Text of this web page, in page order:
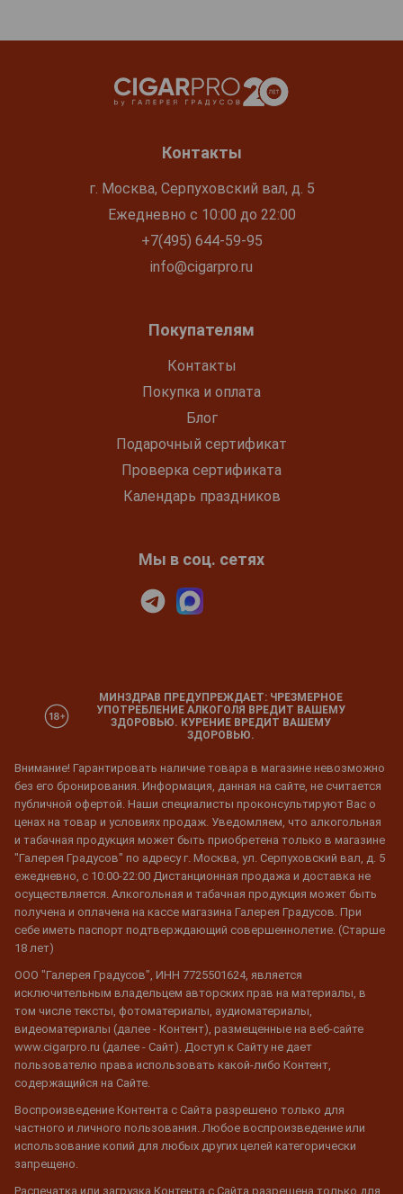
Контакты
г. Москва, Серпуховский вал, д. 5
Ежедневно с 10:00 до 22:00
+7(495) 644-59-95
info@cigarpro.ru
Покупателям
Контакты
Покупка и оплата
Блог
Подарочный сертификат
Проверка сертификата
Календарь праздников
Мы в соц. сетях
МИНЗДРАВ ПРЕДУПРЕЖДАЕТ: ЧРЕЗМЕРНОЕ
УПОТРЕБЛЕНИЕ АЛКОГОЛЯ ВРЕДИТ ВАШЕМУ
ЗДОРОВЬЮ. КУРЕНИЕ ВРЕДИТ ВАШЕМУ
ЗДОРОВЬЮ.
Внимание! Гарантировать наличие товара в магазине невозможно
без его бронирования. Информация, данная на сайте, не считается
публичной офертой. Наши специалисты проконсультируют Вас о
ценах на товар и условиях продаж. Уведомляем, что алкогольная
и табачная продукция может быть приобретена только в магазине
"Галерея Градусов" по адресу г. Москва, ул. Серпуховский вал, д. 5
ежедневно, с 10:00-22:00 Дистанционная продажа и доставка не
осуществляется. Алкогольная и табачная продукция может быть
получена и оплачена на кассе магазина Галерея Градусов. При
себе иметь паспорт подтверждающий совершеннолетие. (Старше
18 лет)
ООО "Галерея Градусов", ИНН 7725501624, является
исключительным владельцем авторских прав на материалы, в
том числе тексты, фотоматериалы, аудиоматериалы,
видеоматериалы (далее - Контент), размещенные на веб-сайте
www.cigarpro.ru (далее - Сайт). Доступ к Сайту не дает
пользователю права использовать какой-либо Контент,
содержащийся на Сайте.
Воспроизведение Контента с Сайта разрешено только для
частного и личного пользования. Любое воспроизведение или
использование копий для любых других целей категорически
запрещено.
Распечатка или загрузка Контента с Сайта разрешена только для